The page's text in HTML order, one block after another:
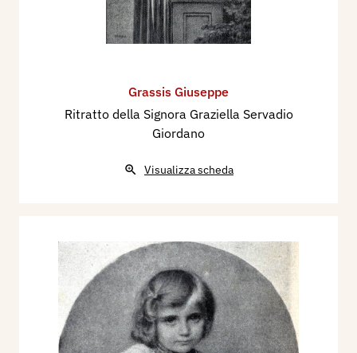
Grassis Giuseppe
Ritratto della Signora Graziella Servadio
Giordano
Visualizza scheda